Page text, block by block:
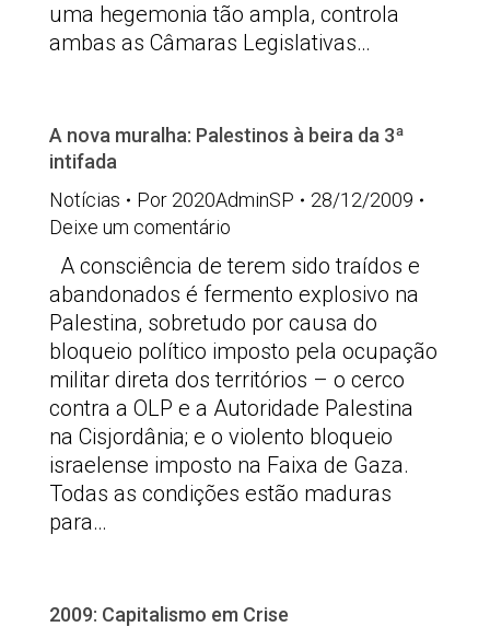
uma hegemonia tão ampla, controla
ambas as Câmaras Legislativas…
A nova muralha: Palestinos à beira da 3ª
intifada
Notícias
Por 2020AdminSP
28/12/2009
Deixe um comentário
A consciência de terem sido traídos e
abandonados é fermento explosivo na
Palestina, sobretudo por causa do
bloqueio político imposto pela ocupação
militar direta dos territórios – o cerco
contra a OLP e a Autoridade Palestina
na Cisjordânia; e o violento bloqueio
israelense imposto na Faixa de Gaza.
Todas as condições estão maduras
para…
2009: Capitalismo em Crise